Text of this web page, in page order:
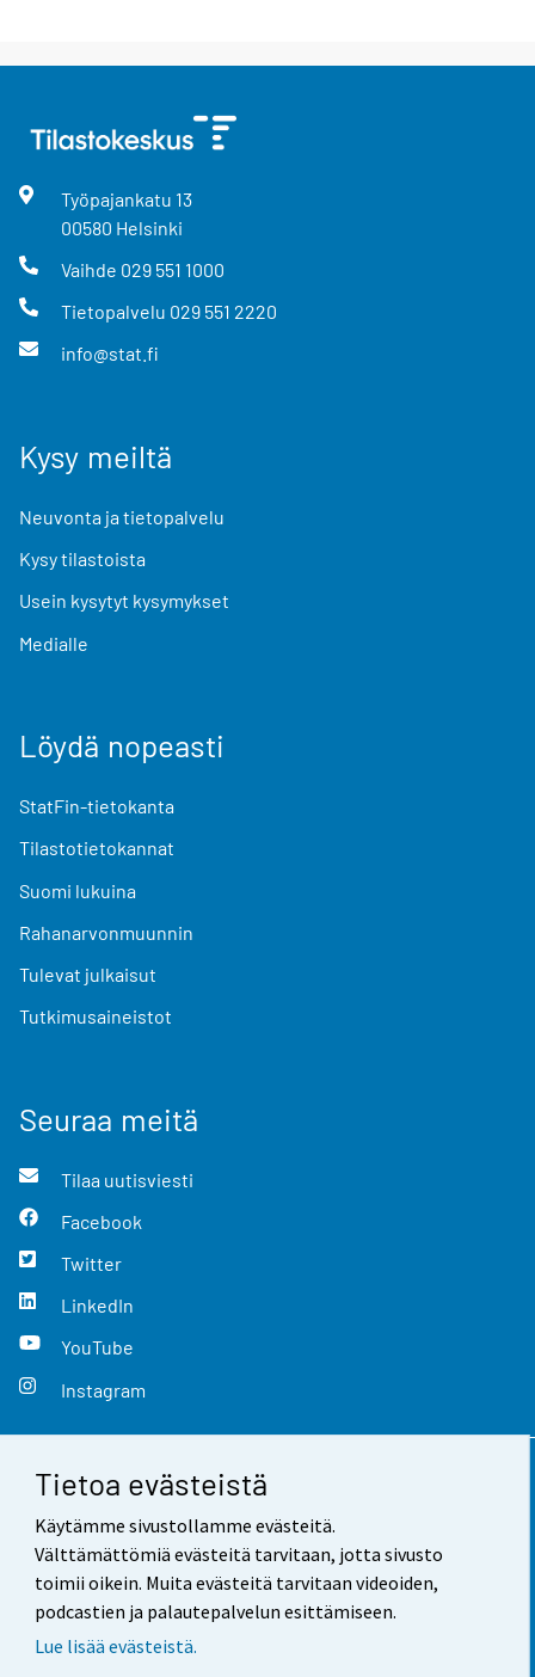
Tietoa evästeistä
Käytämme sivustollamme evästeitä.
Välttämättömiä evästeitä tarvitaan, jotta sivusto
toimii oikein. Muita evästeitä tarvitaan videoiden,
podcastien ja palautepalvelun esittämiseen.
Lue lisää evästeistä.
Työpajankatu 13
00580 Helsinki
Vaihde 029 551 1000
Tietopalvelu 029 551 2220
info@stat.fi
Kysy meiltä
Neuvonta ja tietopalvelu
Kysy tilastoista
Usein kysytyt kysymykset
Medialle
Löydä nopeasti
StatFin-tietokanta
Tilastotietokannat
Suomi lukuina
Rahanarvonmuunnin
Tulevat julkaisut
Tutkimusaineistot
Seuraa meitä
Tilaa uutisviesti
Facebook
Twitter
LinkedIn
YouTube
Instagram
Yhteystiedot
Palaute
Käyttöehdot